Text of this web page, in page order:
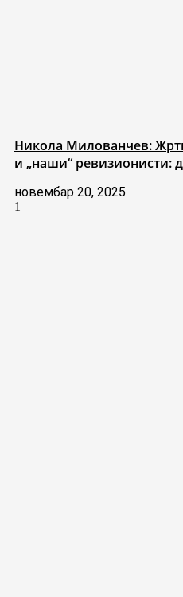
Никола Милованчев:
и „наши“ ревизионисти:
новембар 20, 2025